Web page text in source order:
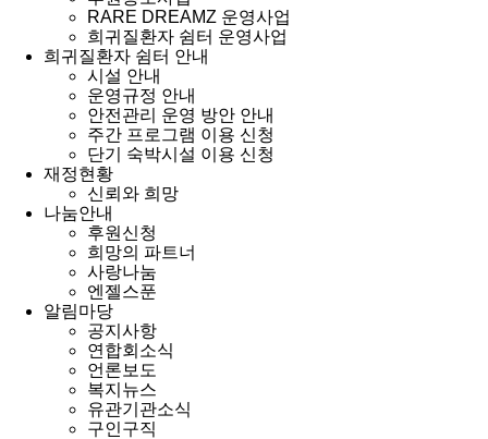
RARE DREAMZ 운영사업
희귀질환자 쉼터 운영사업
희귀질환자 쉼터 안내
시설 안내
운영규정 안내
안전관리 운영 방안 안내
주간 프로그램 이용 신청
단기 숙박시설 이용 신청
재정현황
신뢰와 희망
나눔안내
후원신청
희망의 파트너
사랑나눔
엔젤스푼
알림마당
공지사항
연합회소식
언론보도
복지뉴스
유관기관소식
구인구직